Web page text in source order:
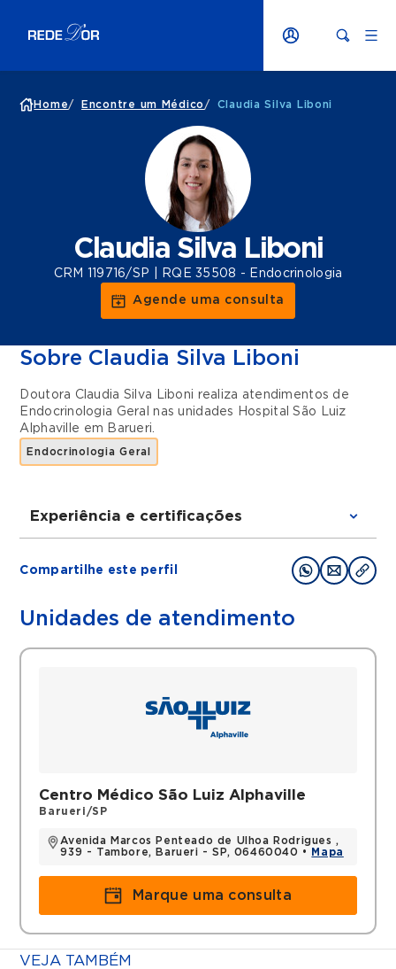
Home/ Encontre um Médico / Claudia Silva Liboni
Claudia Silva Liboni
CRM 119716/SP | RQE 35508 - Endocrinologia
Agende uma consulta
Sobre Claudia Silva Liboni
Doutora Claudia Silva Liboni realiza atendimentos de
Endocrinologia Geral
nas unidades
Hospital São Luiz
Alphaville em Barueri.
Endocrinologia Geral
Experiência e certificações
Medicina
Escola Paulista de Medicina
ABC (Ambulatório de Cirurgia Bariátrica e
Tiróide) (2011-2014)
Obesimed (Cirurgia Bariátrica) (2011-2014)
Paula (2011-2025)
de Medicina Mandic (responsável pelo
módulo de Obesidade e Cirurgia Bariátrica)
Compartilhe este perfil
Unidades de atendimento
Centro Médico São Luiz Alphaville
Barueri/SP
Avenida Marcos Penteado de Ulhoa Rodrigues ,
939 - Tambore, Barueri - SP, 06460040 •
Mapa
Marque uma consulta
VEJA TAMBÉM